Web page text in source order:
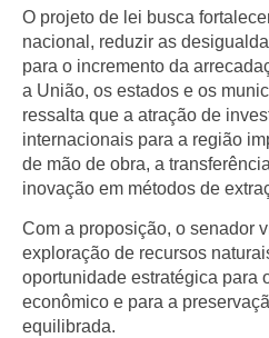
O projeto de lei busca
nacional , reduzir as
para o incremento da
a União, os estados e os
ressalta que a atração de
internacionais para a região
de mão de obra, a
inovação em métodos de
Com a proposição, o senador
exploração de recursos
oportunidade estratégica para
econômico e para a
equilibrada.